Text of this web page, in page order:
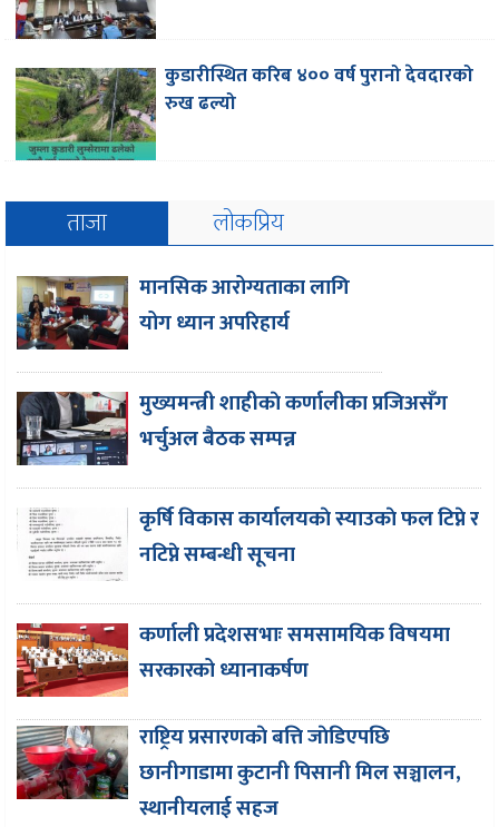
कुडारीस्थित करिब ४०० वर्ष पुरानो देवदारको
रुख ढल्यो
ताजा लोकप्रिय
मानसिक आरोग्यताका लागि
योग ध्यान अपरिहार्य
मुख्यमन्त्री शाहीकाे कर्णालीका प्रजिअसँग
भर्चुअल बैठक सम्पन्न
कृर्षि विकास कार्यालयकाे स्याउकाे फल टिप्ने र
नटिप्ने सम्बन्धी सूचना
कर्णाली प्रदेशसभाः समसामयिक विषयमा
सरकारको ध्यानाकर्षण
राष्ट्रिय प्रसारणकाे बत्ति जाेडिएपछि
छानीगाडामा कुटानी पिसानी मिल सञ्चालन,
स्थानीयलाई सहज